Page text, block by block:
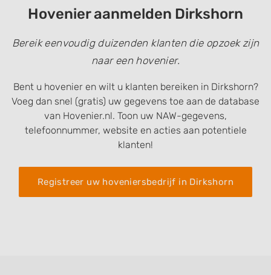
Hovenier aanmelden Dirkshorn
Bereik eenvoudig duizenden klanten die opzoek zijn
naar een hovenier.
Bent u hovenier en wilt u klanten bereiken in Dirkshorn?
Voeg dan snel (gratis) uw gegevens toe aan de database
van Hovenier.nl. Toon uw NAW-gegevens,
telefoonnummer, website en acties aan potentiele
klanten!
Registreer uw hoveniersbedrijf in Dirkshorn